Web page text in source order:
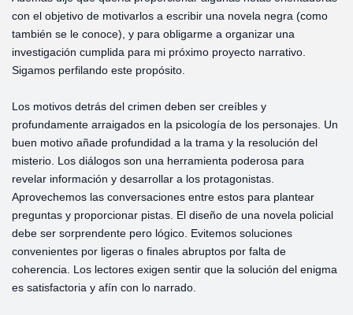
con el objetivo de motivarlos a escribir una novela negra (como
también se le conoce), y para obligarme a organizar una
investigación cumplida para mi próximo proyecto narrativo.
Sigamos perfilando este propósito.
Los motivos detrás del crimen deben ser creíbles y
profundamente arraigados en la psicología de los personajes. Un
buen motivo añade profundidad a la trama y la resolución del
misterio. Los diálogos son una herramienta poderosa para
revelar información y desarrollar a los protagonistas.
Aprovechemos las conversaciones entre estos para plantear
preguntas y proporcionar pistas. El diseño de una novela policial
debe ser sorprendente pero lógico. Evitemos soluciones
convenientes por ligeras o finales abruptos por falta de
coherencia. Los lectores exigen sentir que la solución del enigma
es satisfactoria y afín con lo narrado.